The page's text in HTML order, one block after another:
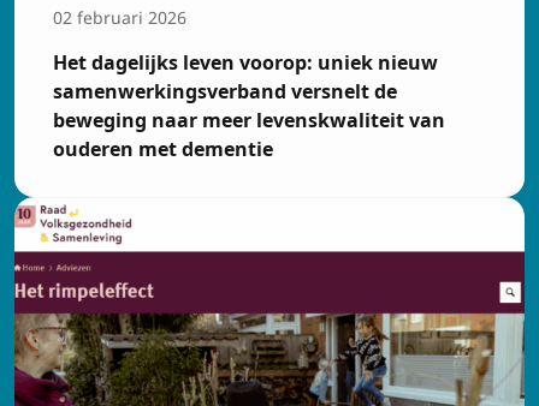
02 februari 2026
Het dagelijks leven voorop: uniek nieuw
samenwerkingsverband versnelt de
beweging naar meer levenskwaliteit van
ouderen met dementie
Inschrijven op de
nieuwsbrief